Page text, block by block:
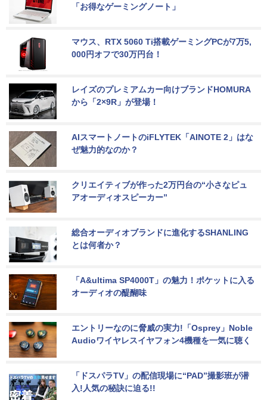
「お得なゲーミングノート」
マウス、RTX 5060 Ti搭載ゲーミングPCが7万5,
000円オフで30万円台！
レイズのプレミアムカー向けブランドHOMURA
から「2×9R」が登場！
AIスマートノートのiFLYTEK「AINOTE 2」はな
ぜ魅力的なのか？
クリエイティブが作った2万円台の“小さなピュ
アオーディオスピーカー”
総合オーディオブランドに進化するSHANLING
とは何者か？
「A&ultima SP4000T」の魅力！ポケットに入る
オーディオの醍醐味
エントリーなのに脅威の実力!「Osprey」Noble
Audioワイヤレスイヤフォン4機種を一気に聴く
「ドスパラTV」の配信現場に“PAD”撮影班が潜
入!人気の秘訣に迫る!!